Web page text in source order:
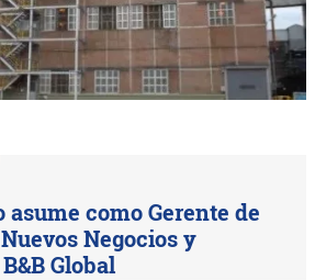
asume como Gerente de
Negocios y
Global